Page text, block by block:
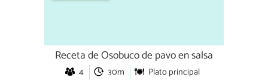
Receta de Osobuco de pavo en salsa
4 30m Plato principal